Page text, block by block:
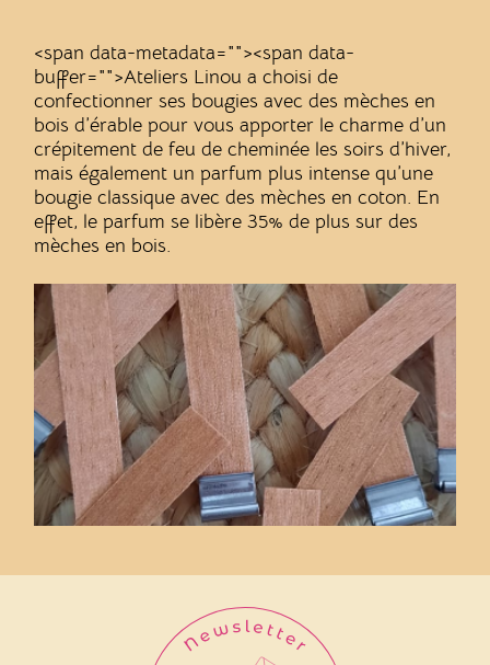
<span data-metadata=""><span data-
buffer="">Ateliers Linou a choisi de
confectionner ses bougies avec des mèches en
bois d’érable pour vous apporter le charme d’un
crépitement de feu de cheminée les soirs d’hiver,
mais également un parfum plus intense qu’une
bougie classique avec des mèches en coton. En
effet, le parfum se libère 35% de plus sur des
mèches en bois.